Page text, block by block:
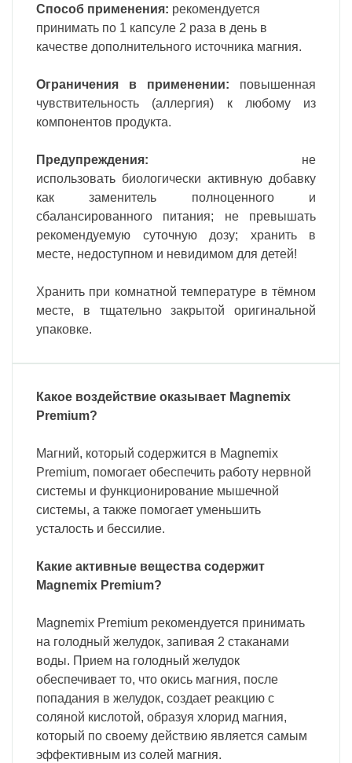
Способ применения: рекомендуется
принимать по 1 капсуле 2 раза в день в
качестве дополнительного источника магния.
Ограничения в применении:
повышенная
чувствительность (аллергия) к любому из
компонентов продукта.
Предупреждения:
не
использовать биологически активную добавку
как заменитель полноценного и
сбалансированного питания;
не превышать
рекомендуемую
суточную дозу; хранить в
месте, недоступном и невидимом для детей!
Хранить при комнатной температуре в тёмном
месте, в тщательно закрытой оригинальной
упаковке.
Какое воздействие оказывает Magnemix
Premium?
Магний, который содержится в Magnemix
Premium, помогает обеспечить работу нервной
системы и функционирование мышечной
системы, а также помогает уменьшить
усталость и бессилие.
Какие активные вещества содержит
Magnemix Premium?
Magnemix Premium рекомендуется принимать
на голодный желудок, запивая 2 стаканами
воды. Прием на голодный желудок
обеспечивает то, что окись магния, после
попадания в желудок, создает реакцию с
соляной кислотой, образуя хлорид магния,
который по своему действию является самым
эффективным из солей магния.